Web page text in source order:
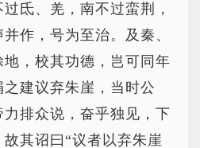
氐、羌，南不过蛮荆，
作，号为至治。及秦、
，校其功德，岂可同年
建议弃朱崖，当时公
排众说，奋乎独见，下
其诏曰“议者以弃朱崖